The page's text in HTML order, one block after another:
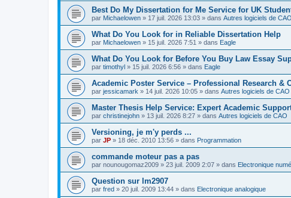
Best Do My Dissertation for Me Service for UK
par Michaelowen » 17 juil. 2026 13:03 » dans Autres logiciels de CAO
What Do You Look for in Reliable Dissertation Help
par Michaelowen » 15 juil. 2026 7:51 » dans Eagle
What Do You Look for Before You Buy Law Essay
par timothyl » 15 juil. 2026 6:56 » dans Eagle
Academic Poster Service – Professional Research &
par jessicamark » 14 juil. 2026 10:05 » dans Autres logiciels de CAO
Master Thesis Help Service: Expert Academic
par christinejohn » 13 juil. 2026 8:27 » dans Autres logiciels de CAO
Versioning, je m'y perds ...
par JP » 18 déc. 2010 13:56 » dans Programmation
commande moteur pas a pas
par nounougomaz2009 » 23 juil. 2009 2:07 » dans Electronique
Question sur lm2907
par fred » 20 juil. 2009 13:44 » dans Electronique analogique